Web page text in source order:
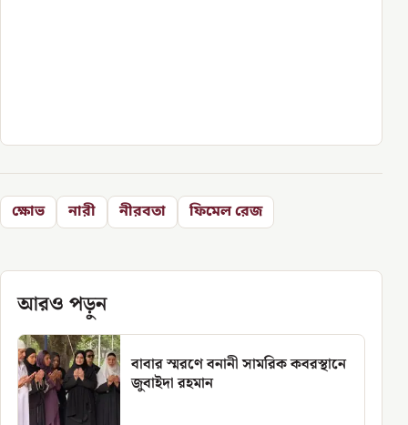
ক্ষোভ নারী নীরবতা ফিমেল রেজ
আরও পড়ুন
বাবার স্মরণে বনানী সামরিক কবরস্থানে
জুবাইদা রহমান